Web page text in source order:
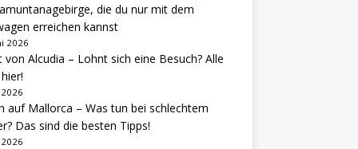
die du nur mit dem
erreichen kannst
2026
von Alcudia – Lohnt sich eine Besuch? Alle
auf Mallorca – Was tun bei schlechtem
Das sind die besten Tipps!